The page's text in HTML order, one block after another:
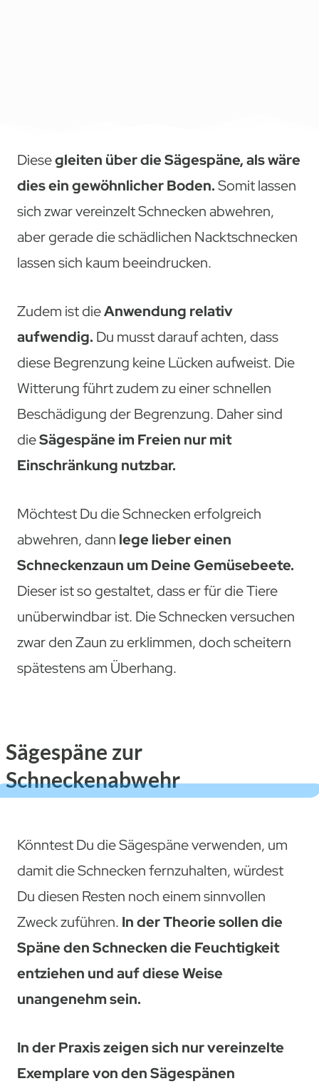
Diesegleiten über die Sägespäne, als wäre
dies ein gewöhnlicher Boden.Somit lassen
sich zwar vereinzelt Schnecken abwehren,
aber gerade die schädlichen Nacktschnecken
lassen sich kaum beeindrucken.
Zudem ist dieAnwendung relativ
aufwendig. Du musst darauf achten, dass
diese Begrenzung keine Lücken aufweist. Die
Witterung führt zudem zu einer schnellen
Beschädigung der Begrenzung. Daher sind
dieSägespäne im Freien nur mit
Einschränkung nutzbar.
Möchtest Du die Schnecken erfolgreich
abwehren, dann lege lieber einen
Schneckenzaun um Deine Gemüsebeete.
Dieser ist so gestaltet, dass er für die Tiere
unüberwindbar ist. Die Schnecken versuchen
zwar den Zaun zu erklimmen, doch scheitern
spätestens am Überhang.
Sägespäne zur
Schneckenabwehr
Könntest Du die Sägespäne verwenden, um
damit die Schnecken fernzuhalten, würdest
Du diesen Resten noch einem sinnvollen
Zweck zuführen. In der Theorie sollen die
Späne den Schnecken die Feuchtigkeit
entziehen und auf diese Weise
unangenehm sein.
In der Praxis zeigen sich nur vereinzelte
Exemplare von den Sägespänen